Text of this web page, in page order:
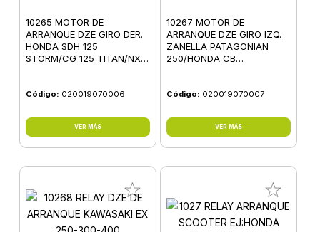
10265 MOTOR DE
ARRANQUE DZE GIRO DER.
HONDA SDH 125
STORM/CG 125 TITAN/NXR
Código: 020019070006
VER MÁS
10267 MOTOR DE
ARRANQUE DZE GIRO IZQ.
ZANELLA PATAGONIAN
250/HONDA CB
Código: 020019070007
VER MÁS